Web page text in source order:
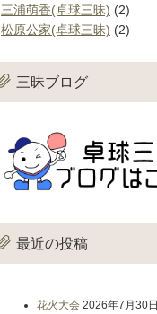
三浦萌香(卓球三昧) (2)
松原公家(卓球三昧) (2)
三昧ブログ
最近の投稿
花火大会 2026年7月30日